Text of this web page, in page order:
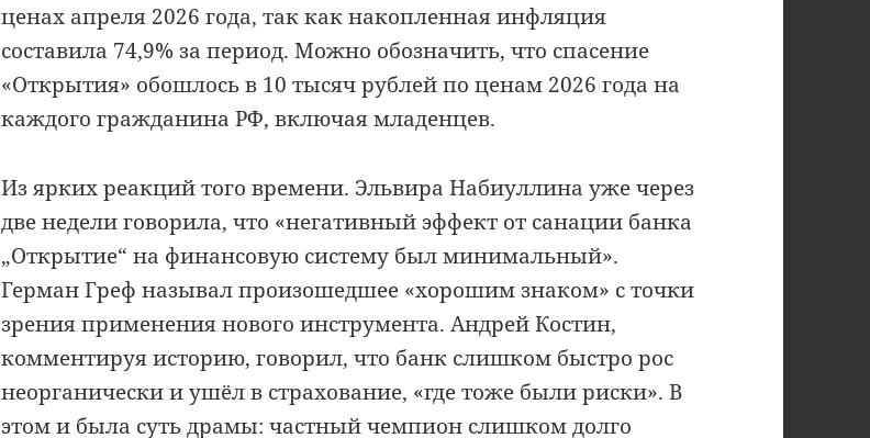
ценах апреля 2026 года, так как накопленная инфляция
составила 74,9% за период. Можно обозначить, что спасение
«Открытия» обошлось в 10 тысяч рублей по ценам 2026 года на
каждого гражданина РФ, включая младенцев.
Из ярких реакций того времени. Эльвира Набиуллина уже через
две недели говорила, что «негативный эффект от санации банка
„Открытие“ на финансовую систему был минимальный».
Герман Греф называл произошедшее «хорошим знаком» с точки
зрения применения нового инструмента. Андрей Костин,
комментируя историю, говорил, что банк слишком быстро рос
неорганически и ушёл в страхование, «где тоже были риски». В
этом и была суть драмы: частный чемпион слишком долго